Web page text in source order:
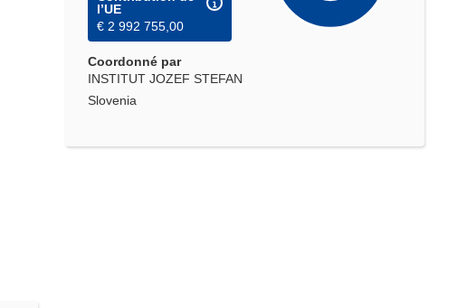
l’UE
€ 2 992 755,00
Coordonné par
INSTITUT JOZEF STEFAN
Slovenia